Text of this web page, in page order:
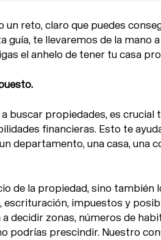
un reto, claro que puedes
guía, te llevaremos de la mano
el anhelo de tener tu casa
buscar propiedades, es crucial
financieras. Esto te
departamento, una casa, una
de la propiedad, sino también
escrituración, impuestos y
decidir zonas, números de
podrías prescindir. Nuestro